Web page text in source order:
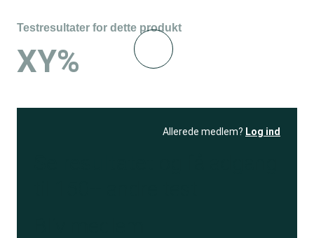
Testresultater for dette produkt
XY%
Allerede medlem? Log ind